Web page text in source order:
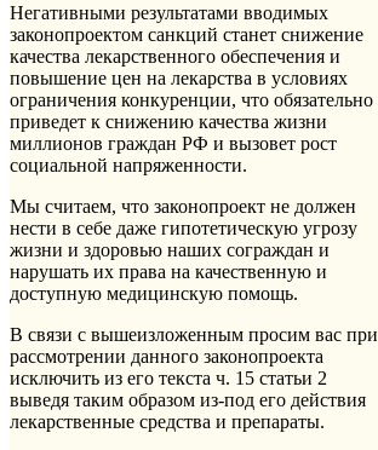
Негативными результатами вводимых
законопроектом санкций станет снижение
качества лекарственного обеспечения и
повышение цен на лекарства в условиях
ограничения конкуренции, что обязательно
приведет к снижению качества жизни
миллионов граждан РФ и вызовет рост
социальной напряженности.
Мы считаем, что законопроект не должен
нести в себе даже гипотетическую угрозу
жизни и здоровью наших сограждан и
нарушать их права на качественную и
доступную медицинскую помощь.
В связи с вышеизложенным просим вас при
рассмотрении данного законопроекта
исключить из его текста ч. 15 статьи 2
выведя таким образом из-под его действия
лекарственные средства и препараты.